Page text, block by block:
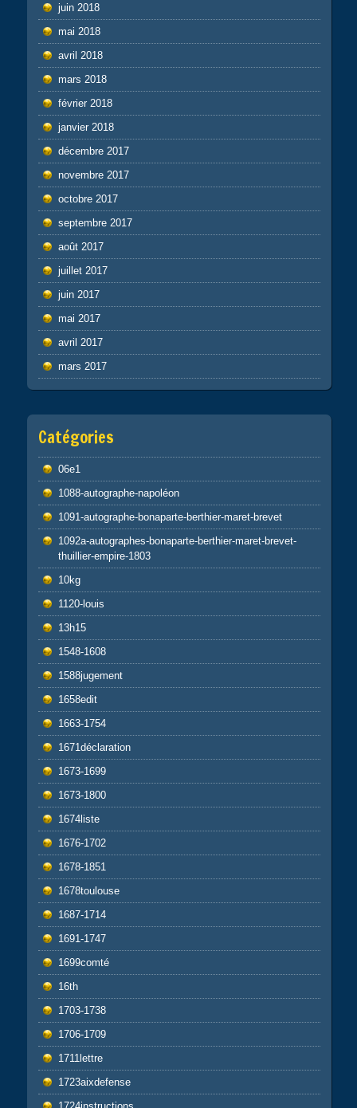
juin 2018
mai 2018
avril 2018
mars 2018
février 2018
janvier 2018
décembre 2017
novembre 2017
octobre 2017
septembre 2017
août 2017
juillet 2017
juin 2017
mai 2017
avril 2017
mars 2017
Catégories
06e1
1088-autographe-napoléon
1091-autographe-bonaparte-berthier-maret-brevet
1092a-autographes-bonaparte-berthier-maret-brevet-
thuillier-empire-1803
10kg
1120-louis
13h15
1548-1608
1588jugement
1658edit
1663-1754
1671déclaration
1673-1699
1673-1800
1674liste
1676-1702
1678-1851
1678toulouse
1687-1714
1691-1747
1699comté
16th
1703-1738
1706-1709
1711lettre
1723aixdefense
1724instructions